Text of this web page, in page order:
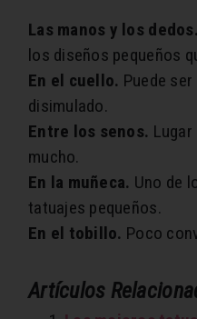
Las manos y los dedos.
los diseños pequeños
En el cuello. Puede
disimulado.
Entre los senos.
mucho.
En la muñeca. Uno de
tatuajes pequeños.
En el tobillo. Poco
Artículos